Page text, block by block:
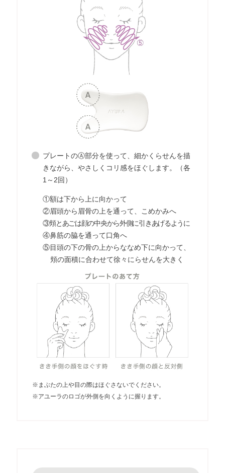
プレートのⒶ部分を使って、細かくらせんを描
きながら、やさしくコリ感をほぐします。（各
1～2回）
①額は下から上に向かって
②眉頭から眉骨の上を通って、こめかみへ
③頬とあごは顔の中央から外側に引きあげるように
④鼻筋の脇を通って口角へ
⑤目頭の下の骨の上からななめ下に向かって、
頬の面積に合わせて徐々にらせんを大きく
※まぶたの上や目の際はほぐさないでください。
※アユーラのロゴが外側を向くように握ります。